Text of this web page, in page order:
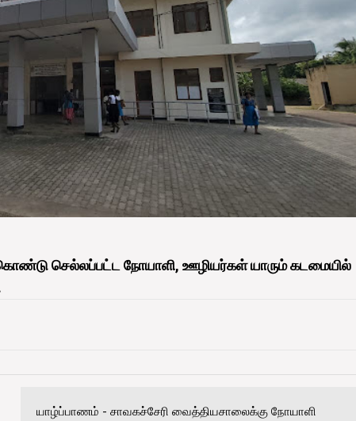
செல்லப்பட்ட நோயாளி, ஊழியர்கள் யாரும் கடமையில்
யாழ்ப்பாணம் - சாவகச்சேரி வைத்தியசாலைக்கு நோயாளி